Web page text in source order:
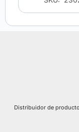
Distribuidor de